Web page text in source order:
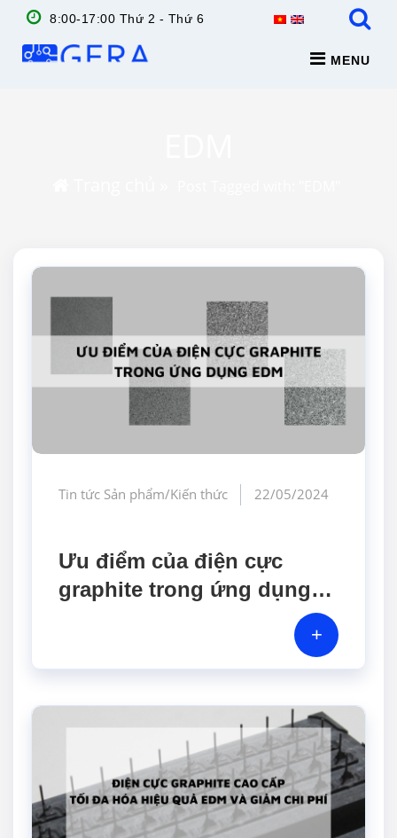
8:00-17:00 Thứ 2 - Thứ 6
MENU
Tin tức Sản phẩm/Kiến thức 22/05/2024
Ưu điểm của điện cực
graphite trong ứng dụng
+